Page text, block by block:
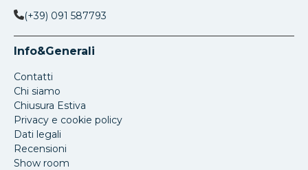
(+39) 091 587793
Info&Generali
Contatti
Chi siamo
Chiusura Estiva
Privacy e cookie policy
Dati legali
Recensioni
Show room